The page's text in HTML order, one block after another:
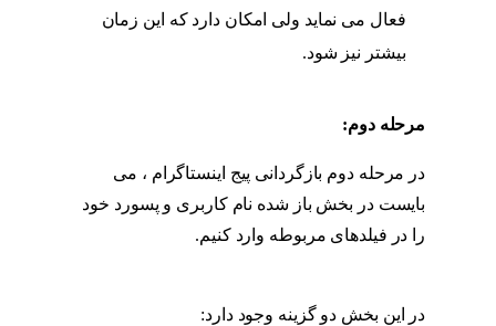
فعال می نماید ولی امکان دارد که این زمان
بیشتر نیز شود.
مرحله دوم:
در مرحله دوم بازگردانی پیج اینستاگرام ، می
بایست در بخش باز شده نام کاربری و پسورد خود
را در فیلدهای مربوطه وارد کنیم.
در این بخش دو گزینه وجود دارد: